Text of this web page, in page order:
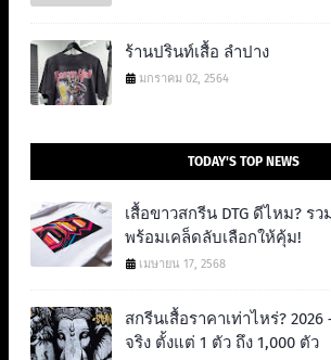
ร้านปรินท์เสื้อ ลำปาง
มกราคม 02, 2564
TODAY'S TOP NEWS
เสื้อขาวสกรีน DTG ดีไหม? ร
พร้อมเคล็ดลับเลือกให้คุ้ม!
เมษายน 17, 2568
สกรีนเสื้อราคาเท่าไหร่?
จริง ตั้งแต่ 1 ตัว ถึง 1,000 ตัว